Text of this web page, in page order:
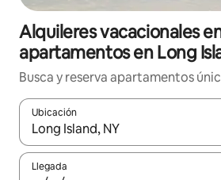
Alquileres vacacionales
apartamentos en Long
Busca y reserva apartamentos
Ubicación
Cuando los resultados estén
Llegada